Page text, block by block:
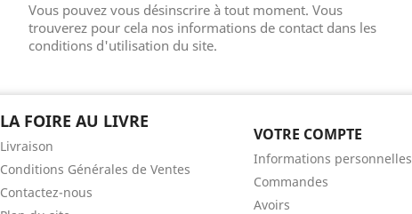
Vous pouvez vous désinscrire à tout moment. Vous
trouverez pour cela nos informations de contact dans les
conditions d'utilisation du site.
LA FOIRE AU LIVRE
Livraison
Conditions Générales de Ventes
Contactez-nous
VOTRE COMPTE
Informations personnelles
Commandes
Avoirs